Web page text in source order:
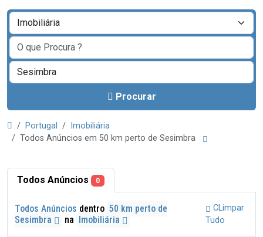
Procurar
Portugal
Imobiliária
Todos Anúncios em 50 km perto de Sesimbra
Todos Anúncios 0
Todos Anúncios dentro 50 km perto de
Sesimbra
na Imobiliária
CLimpar
Tudo